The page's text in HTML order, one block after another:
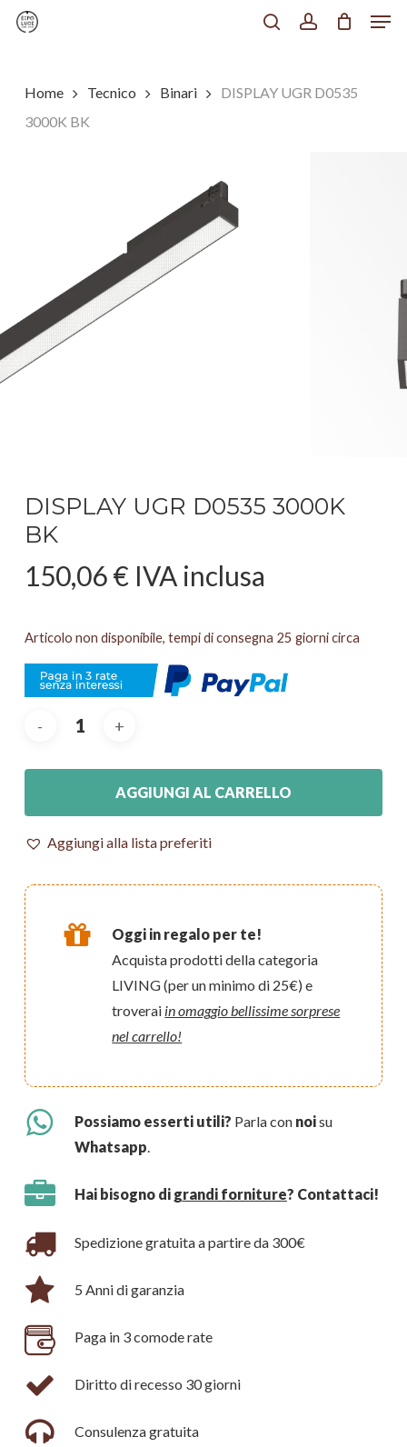
Skip
content
Home Tecnico Binari
DISPLAY UGR D0535
3000K BK
DISPLAY UGR D0535 3000K
BK
150,06€ IVA inclusa
Articolo non disponibile, tempi di consegna 25 giorni circa
AGGIUNGI AL CARRELLO
Aggiungi alla lista preferiti
Oggi in regalo per te!
Acquista prodotti della categoria
LIVING (per un minimo di 25€) e
troverai in omaggio bellissime sorprese
nel carrello!
Possiamo esserti utili? Parla con noisu
Whatsapp
Hai bisogno di grandi forniture? Contattaci!
Spedizione gratuita a partire da 300€
5 Anni di garanzia
Paga in 3 comode rate
Diritto di recesso 30 giorni
Consulenza gratuita